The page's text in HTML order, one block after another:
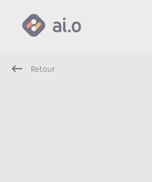
Retour